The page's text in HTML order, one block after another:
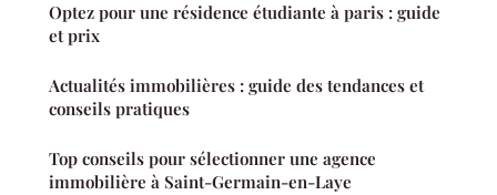
Optez pour une résidence étudiante à paris : guide
et prix
Actualités immobilières : guide des tendances et
conseils pratiques
Top conseils pour sélectionner une agence
immobilière à Saint-Germain-en-Laye